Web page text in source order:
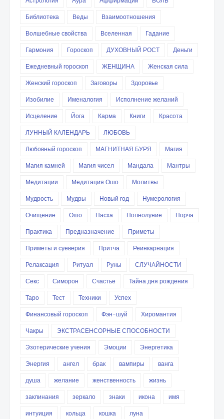
Библиотека
Веды
Взаимоотношения
Волшебные свойства
Вселенная
Гадание
Гармония
Гороскоп ДУХОВНЫЙ РОСТ
Деньги
Ежедневный гороскоп
ЖЕНЩИНА
Женская сила
Женский гороскоп
Заговоры
Здоровье
Изобилие
Именалогия
Исполнение желаний
Исцеление
Йога Карма Книги
Красота
ЛУННЫЙ КАЛЕНДАРЬ
ЛЮБОВЬ
Любовный гороскоп
МАГНИТНАЯ БУРЯ
Магия
Магия камней
Магия чисел Мандала
Мантры
Медитации
Медитация Ошо
Молитвы
Мудрость
Мудры Новый год
Нумерология
Очищение
Ошо Пасха Полнолуние
Порча
Практика
Предназначение
Приметы
Приметы и суеверия
Притча
Реинкарнация
Релаксация
Ритуал Руны
СЛУЧАЙНОСТИ
Секс
Симорон Счастье
Тайна дня рождения
Таро
Тест Техники
Успех
Финансовый гороскоп
Фэн-шуй
Хиромантия
Чакры
ЭКСТРАСЕНСОРНЫЕ СПОСОБНОСТИ
Эзотерические учения
Эмоции
Энергетика
Энергия
ангел брак вампиры
ванга
душа
желание женственность
жизнь
заклинания
зеркало знаки икона
имя
интуиция
кольца кошка
луна